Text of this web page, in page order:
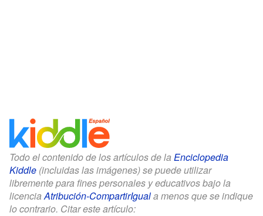
Todo el contenido de los artículos de la Enciclopedia
Kiddle (incluidas las imágenes) se puede utilizar
libremente para fines personales y educativos bajo la
licenciaAtribución-CompartirIguala menos que se indique
lo contrario. Citar este artículo: